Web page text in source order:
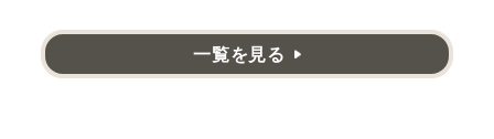
一覧を見る